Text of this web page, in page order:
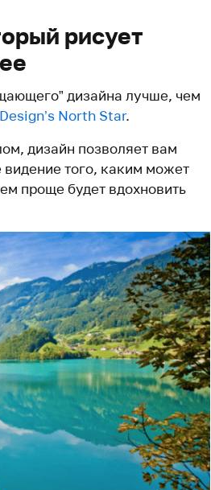
рисует
дизайна лучше, чем
Design’s North Star.
дизайн позволяет вам
того, каким может
проще будет вдохновить